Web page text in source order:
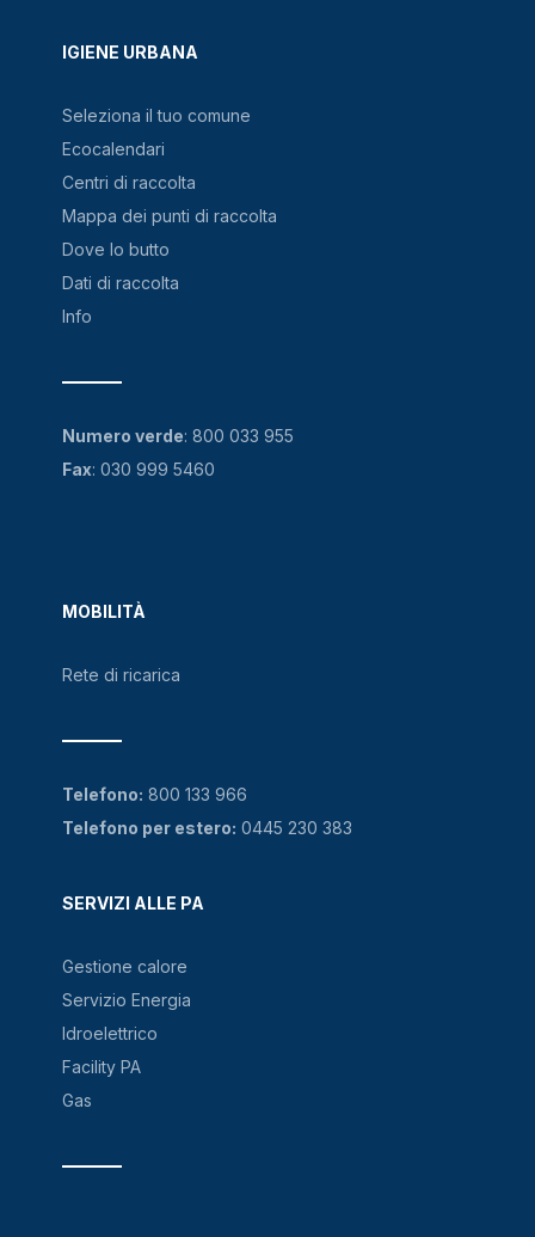
IGIENE URBANA
Seleziona il tuo comune
Ecocalendari
Centri di raccolta
Mappa dei punti di raccolta
Dove lo butto
Dati di raccolta
Info
MOBILITÀ
Rete di ricarica
SERVIZI ALLE PA
Gestione calore
Servizio Energia
Idroelettrico
Facility PA
Gas
Numero verde: 800 033 955
Fax: 030 999 5460
Telefono: 800 133 966
Telefono per estero: 0445 230 383